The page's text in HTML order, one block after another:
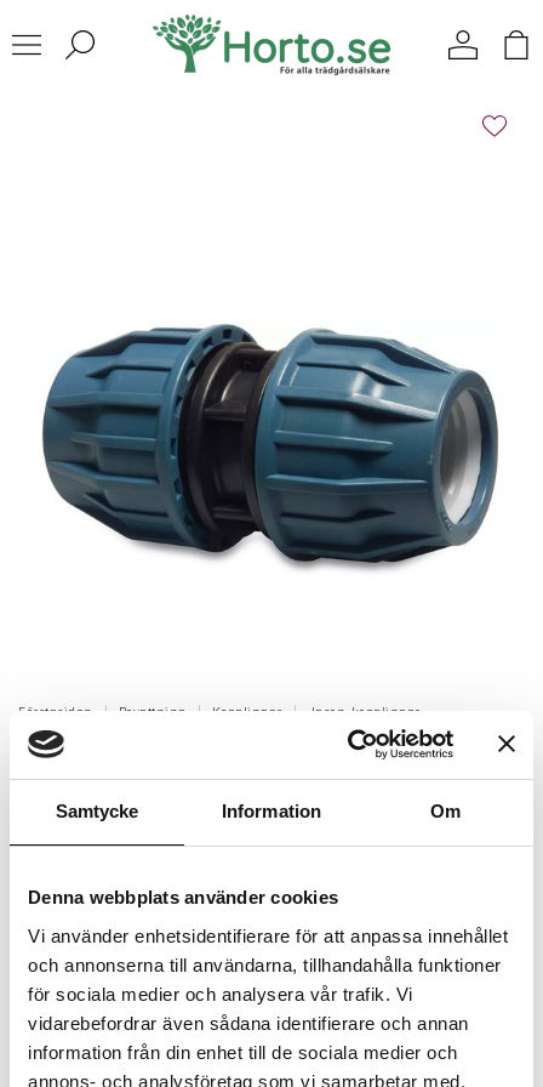
Samtycke Information Om
Denna webbplats använder cookies
Vi använder enhetsidentifierare för att anpassa innehållet
och annonserna till användarna, tillhandahålla funktioner
för sociala medier och analysera vår trafik. Vi
vidarebefordrar även sådana identifierare och annan
information från din enhet till de sociala medier och
annons- och analysföretag som vi samarbetar med.
Förstasidan Bevattning Kopplingar Jason-kopplingar
Skarvkoppling Jason 25mm
Skarvkoppling Jason 25 mm.
Artikelnr: AD600030
Finns i lager (12 st)
50 kr
Lägg i varukorgen
Trygg betalning